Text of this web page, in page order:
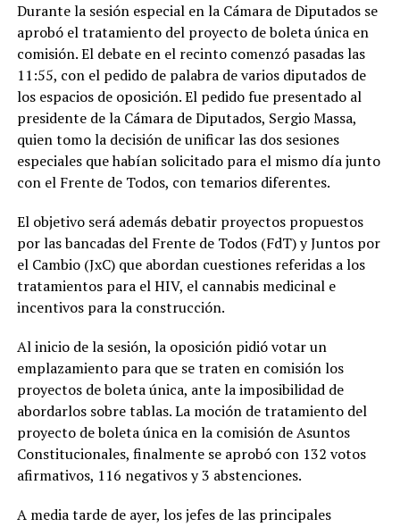
Durante la sesión especial en la Cámara de Diputados se
aprobó el tratamiento del proyecto de boleta única en
comisión. El debate en el recinto comenzó pasadas las
11:55, con el pedido de palabra de varios diputados de
los espacios de oposición. El pedido fue presentado al
presidente de la Cámara de Diputados, Sergio Massa,
quien tomo la decisión de unificar las dos sesiones
especiales que habían solicitado para el mismo día junto
con el Frente de Todos, con temarios diferentes.
El objetivo será además debatir proyectos propuestos
por las bancadas del Frente de Todos (FdT) y Juntos por
el Cambio (JxC) que abordan cuestiones referidas a los
tratamientos para el HIV, el cannabis medicinal e
incentivos para la construcción.
Al inicio de la sesión, la oposición pidió votar un
emplazamiento para que se traten en comisión los
proyectos de boleta única, ante la imposibilidad de
abordarlos sobre tablas. La moción de tratamiento del
proyecto de boleta única en la comisión de Asuntos
Constitucionales, finalmente se aprobó con 132 votos
afirmativos, 116 negativos y 3 abstenciones.
A media tarde de ayer, los jefes de las principales